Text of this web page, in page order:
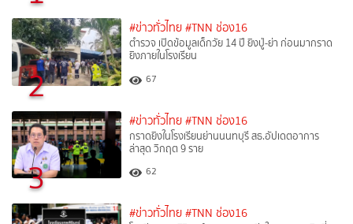
2
#ข่าวทั่วไทย #TNN ช่อง16
ตำรวจ เปิดข้อมูลเด็กวัย 14 ปี ยิงปู่-ย่า ก่อนมากราด
ยิงภายในโรงเรียน
67
3
#ข่าวทั่วไทย #TNN ช่อง16
กราดยิงในโรงเรียนย่านนนทบุรี สธ.อัปเดตอาการ
ล่าสุด วิกฤต 9 ราย
62
#ข่าวทั่วไทย #TNN ช่อง16